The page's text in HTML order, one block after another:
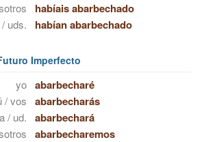
habíais abarbechado
uds. habían abarbechado
Imperfecto
yo abarbecharé
/ vos abarbecharás
/ ud. abarbechará
abarbecharemos